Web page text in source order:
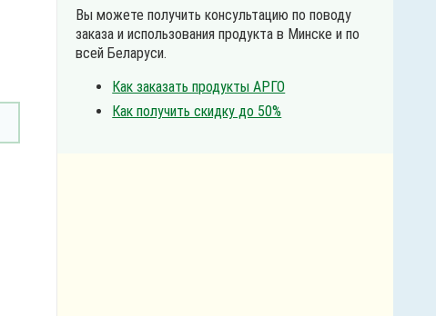
Вы можете получить консультацию по поводу
заказа и использования продукта в Минске и по
всей Беларуси.
Как заказать продукты АРГО
Как получить скидку до 50%